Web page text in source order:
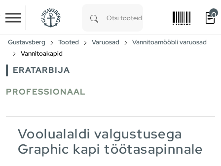
Skip to main content
0
Gustavsberg Tooted Varuosad
Vannitoamööbli varuosad
Vannitoakapid
ERATARBIJA
PROFESSIONAAL
Voolualaldi valgustusega
Graphic kapi töötasapinnale